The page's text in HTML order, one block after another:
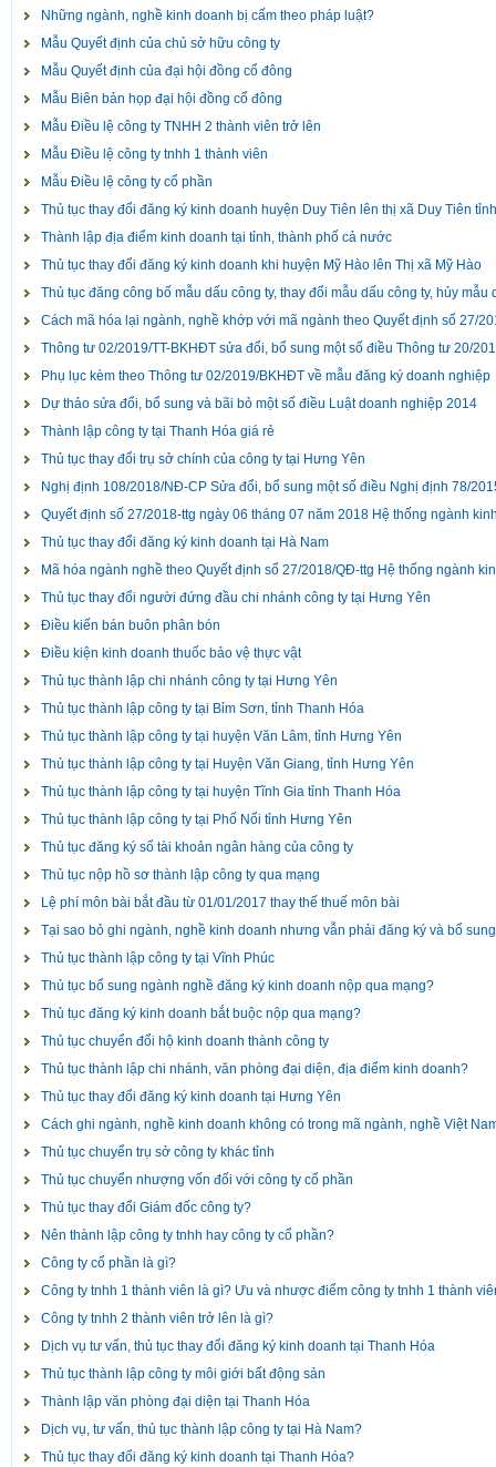
Những ngành, nghề kinh doanh bị cấm theo pháp luật?
Mẫu Quyết định của chủ sở hữu công ty
Mẫu Quyết định của đại hội đồng cổ đông
Mẫu Biên bản họp đại hội đồng cổ đông
Mẫu Điều lệ công ty TNHH 2 thành viên trở lên
Mẫu Điều lệ công ty tnhh 1 thành viên
Mẫu Điều lệ công ty cổ phần
Thủ tục thay đổi đăng ký kinh doanh huyện Duy Tiên lên thị xã Duy Tiên
Thành lập địa điểm kinh doanh tại tỉnh, thành phố cả nước
Thủ tục thay đổi đăng ký kinh doanh khi huyện Mỹ Hào lên Thị xã Mỹ Hào
Thủ tục đăng công bố mẫu dấu công ty, thay đổi mẫu dấu công ty, hủy mẫu
Cách mã hóa lại ngành, nghề khớp với mã ngành theo Quyết định số 27/
Thông tư 02/2019/TT-BKHĐT sửa đổi, bổ sung một số điều Thông tư 20/
Phụ lục kèm theo Thông tư 02/2019/BKHĐT về mẫu đăng ký doanh nghiệp
Dự thảo sửa đổi, bổ sung và bãi bỏ một số điều Luật doanh nghiệp 2014
Thành lập công ty tại Thanh Hóa giá rẻ
Thủ tục thay đổi trụ sở chính của công ty tại Hưng Yên
Nghị định 108/2018/NĐ-CP Sửa đổi, bổ sung một số điều Nghị định 78/
Quyết định số 27/2018-ttg ngày 06 tháng 07 năm 2018 Hệ thống ngành
Thủ tục thay đổi đăng ký kinh doanh tại Hà Nam
Mã hóa ngành nghề theo Quyết định số 27/2018/QĐ-ttg Hệ thống ngành
Thủ tục thay đổi người đứng đầu chi nhánh công ty tại Hưng Yên
Điều kiến bán buôn phân bón
Điều kiện kinh doanh thuốc bảo vệ thực vật
Thủ tục thành lập chi nhánh công ty tại Hưng Yên
Thủ tục thành lập công ty tại Bỉm Sơn, tỉnh Thanh Hóa
Thủ tục thành lập công ty tại huyện Văn Lâm, tỉnh Hưng Yên
Thủ tục thành lập công ty tại Huyện Văn Giang, tỉnh Hưng Yên
Thủ tục thành lập công ty tại huyện Tĩnh Gia tỉnh Thanh Hóa
Thủ tục thành lập công ty tại Phố Nối tỉnh Hưng Yên
Thủ tục đăng ký số tài khoản ngân hàng của công ty
Thủ tục nộp hồ sơ thành lập công ty qua mạng
Lệ phí môn bài bắt đầu từ 01/01/2017 thay thế thuế môn bài
Tại sao bỏ ghi ngành, nghề kinh doanh nhưng vẫn phải đăng ký và bổ
Thủ tục thành lập công ty tại Vĩnh Phúc
Thủ tục bổ sung ngành nghề đăng ký kinh doanh nộp qua mạng?
Thủ tục đăng ký kinh doanh bắt buộc nộp qua mạng?
Thủ tục chuyển đổi hộ kinh doanh thành công ty
Thủ tục thành lập chi nhánh, văn phòng đại diện, địa điểm kinh doanh?
Thủ tục thay đổi đăng ký kinh doanh tại Hưng Yên
Cách ghi ngành, nghề kinh doanh không có trong mã ngành, nghề Việt
Thủ tục chuyển trụ sở công ty khác tỉnh
Thủ tục chuyển nhượng vốn đối với công ty cổ phần
Thủ tục thay đổi Giám đốc công ty?
Nên thành lập công ty tnhh hay công ty cổ phần?
Công ty cổ phần là gì?
Công ty tnhh 1 thành viên là gì? Ưu và nhược điểm công ty tnhh 1 thành
Công ty tnhh 2 thành viên trở lên là gì?
Dịch vụ tư vấn, thủ tục thay đổi đăng ký kinh doanh tại Thanh Hóa
Thủ tục thành lập công ty môi giới bất động sản
Thành lập văn phòng đại diện tại Thanh Hóa
Dịch vụ, tư vấn, thủ tục thành lập công ty tại Hà Nam?
Thủ tục thay đổi đăng ký kinh doanh tại Thanh Hóa?